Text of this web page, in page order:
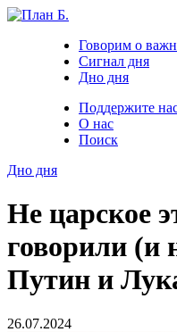
Говорим о
Сигнал дня
Дно дня
Поддержите
О нас
Поиск
Дно дня
Не царское
говорили (и
Путин и
26.07.2024